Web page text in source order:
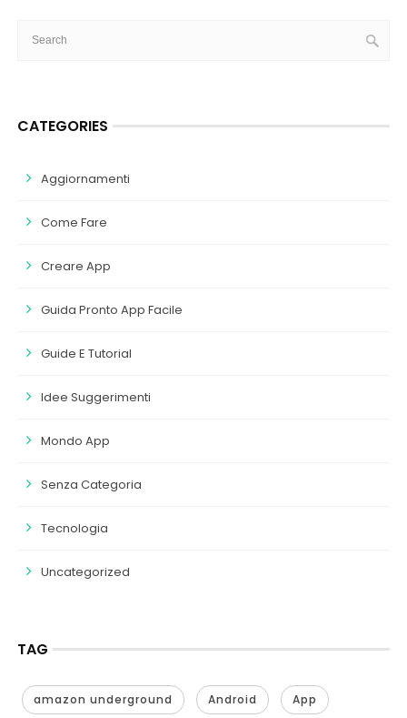
CATEGORIES
Aggiornamenti
Come Fare
Creare App
Guida Pronto App Facile
Guide E Tutorial
Idee Suggerimenti
Mondo App
Senza Categoria
Tecnologia
Uncategorized
TAG
amazon underground Android App